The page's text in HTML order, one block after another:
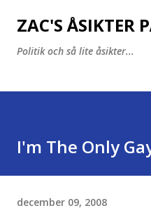
Fortsätt till
ZAC'S ÅSIKTER
Politik och så lite åsikter...
I'm The Only
december 09, 2008